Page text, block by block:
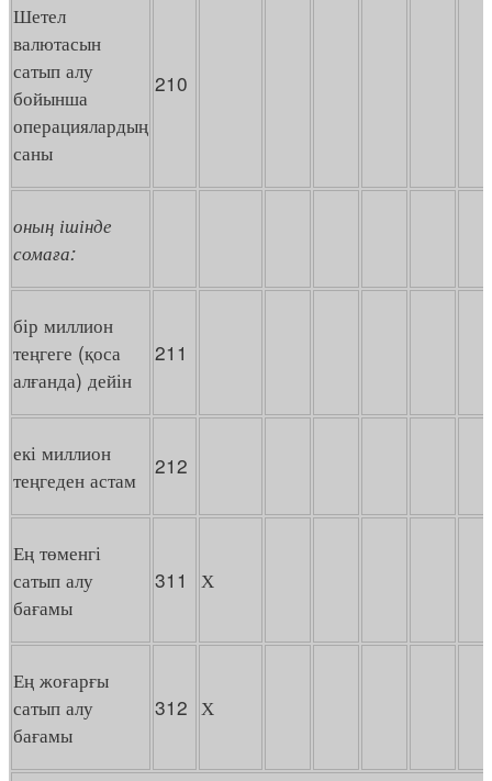
Шетел
валютасын
сатып алу
бойынша
операциялардың
саны
210
оның ішінде
сомаға:
бір миллион
теңгеге (қоса
алғанда) дейін
211
екі миллион
теңгеден астам
212
Ең төменгі
сатып алу
бағамы
311 Х
Ең жоғарғы
сатып алу
бағамы
312 Х